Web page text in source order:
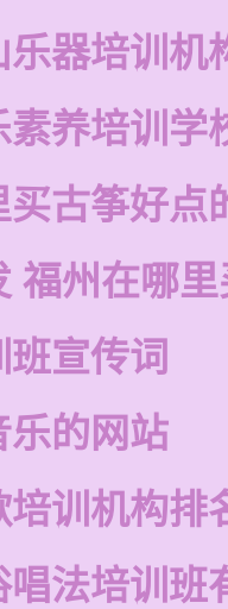
乐器培训机
素养培训学
买古筝好点
福州在哪
宣传词
乐的网站
培训机构排
唱法培训班